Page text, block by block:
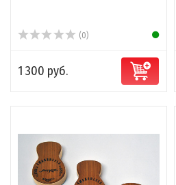
(0)
1 300 руб.